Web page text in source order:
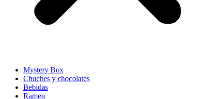
Mystery Box
Chuches y chocolates
Bebidas
Ramen